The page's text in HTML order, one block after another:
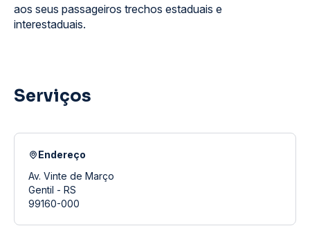
aos seus passageiros trechos estaduais e
interestaduais.
Serviços
Endereço
Av. Vinte de Março
Gentil - RS
99160-000